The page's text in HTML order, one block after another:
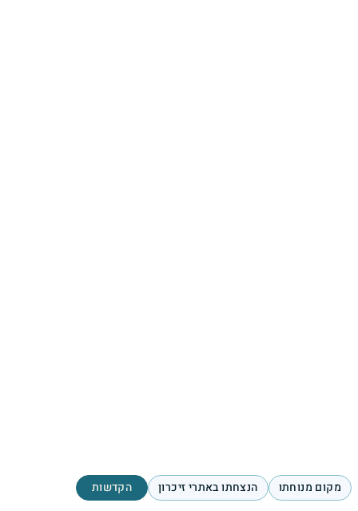
מקום מנוחתו הנצחתו באתרי זיכרון הקדשות